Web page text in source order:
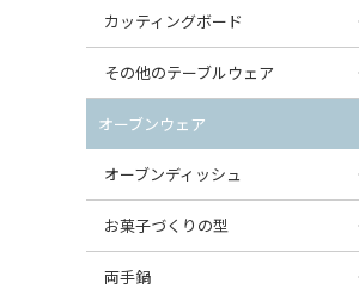
スープ皿
ダルマプレート
たまご型プレート
ハート型プレート
丸鉢・どんぶり・ボウル
茶碗
オーバルボウル
ハートボウル
つぼ
ガーリックポット
オニオンキャニスター
ガーリックキャニスター
ソースパン（片手鍋）
スープチュリーン
カッティングボード
角型カッティングボード
丸型カッティングボード
すべて見る
その他のテーブルウェア
調味料入れ
グレイヴィーボート
エッグカップ
オーブンウェア
オーブンディッシュ
大型（24cm〜）
中型（18〜24cm）
お菓子づくりの型
パウンド型
両手鍋